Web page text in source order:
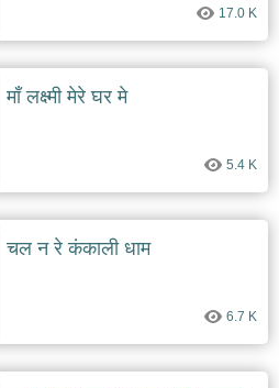
17.0 K
माँ लक्ष्मी मेरे घर मे
5.4 K
चल न रे कंकाली धाम
6.7 K